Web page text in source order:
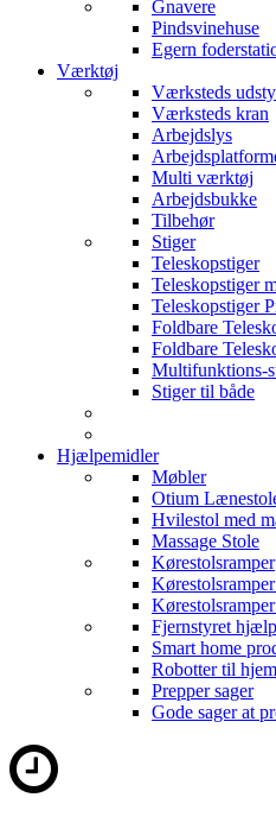
Gnavere
Pindsvinehuse
Egern
Værktøj
Værksteds
Værksteds kran
Arbejdslys
Multi værktøj
Arbejdsbukke
Tilbehør
Stiger
Teleskopstiger
Teleskopstiger
Teleskopstiger
Foldbare
Foldbare
Multifunktions-
Stiger til både
Hjælpemidler
Møbler
Otium
Hvilestol med
Massage Stole
Kørestolsramper
Fjernstyret hjælp
Smart home
Robotter til
Prepper sager
Gode sager at